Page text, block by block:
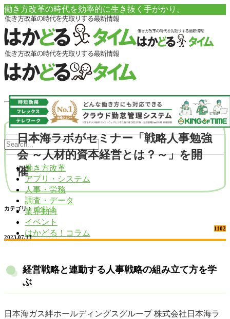
働き方改革の時代を効率的に生き抜く手がかり。
働き方改革
アプリ・システム
人事・労務
調査・データ
業界動向
イベント
はかどる！コラム
日本海ラボがセミナー「戦略人事勉強
会 ～人材的資本経営とは？～」を開
催
カテゴリ： イベント
1102
2023.07.13
経営戦略と連動する人事戦略の組み立て方を学
ぶ
日本海ガス絆ホールディングスグループ 株式会社日本海ラ